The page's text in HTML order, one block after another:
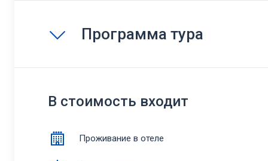
Программа тура
В стоимость входит
Проживание в отеле